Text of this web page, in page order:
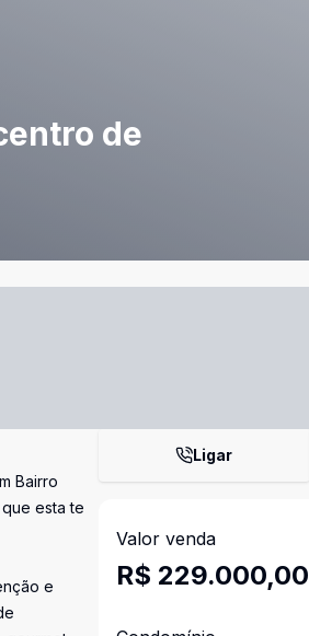
de
Bairro
esta te
e
Ligar
Valor venda
R$ 229.000,00